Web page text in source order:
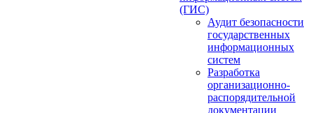
(ГИС)
Аудит безопасности
государственных
информационных
систем
Разработка
организационно-
распорядительной
документации